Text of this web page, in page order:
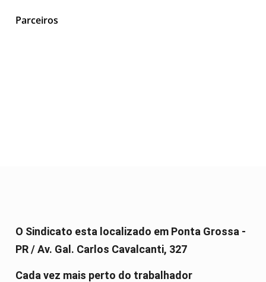
Parceiros
O Sindicato esta localizado em Ponta Grossa -
PR / Av. Gal. Carlos Cavalcanti, 327
Cada vez mais perto do trabalhador